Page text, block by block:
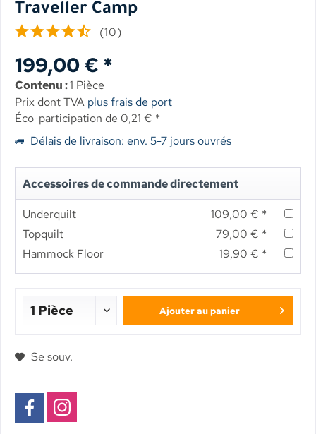
Traveller Camp
(10)
199,00 € *
Contenu :1 Pièce
Prix dont TVA plus frais de port
Éco-participation de 0,21 € *
Délais de livraison: env. 5-7 jours ouvrés
Accessoires de commande directement
Underquilt
109,00 € *
Topquilt
79,00 € *
Hammock Floor
19,90 € *
Ajouter au panier
Se souv.